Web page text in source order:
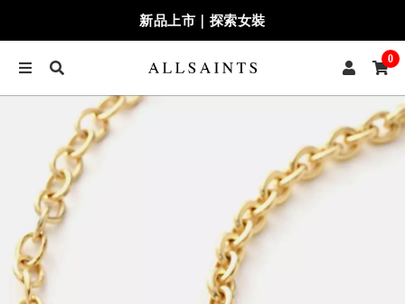
新品上市｜探索女裝
0